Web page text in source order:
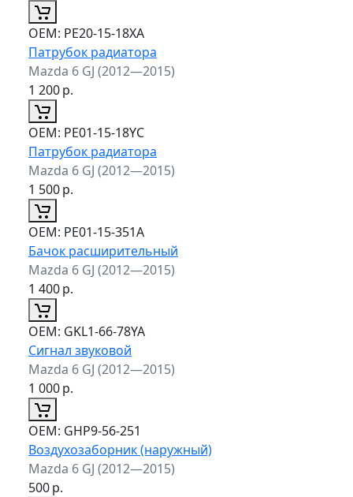
ОЕМ: PE20-15-18XA
Патрубок радиатора
Mazda 6 GJ (2012—2015)
1 200р.
ОЕМ: PE01-15-18YC
Патрубок радиатора
Mazda 6 GJ (2012—2015)
1 500р.
ОЕМ: PE01-15-351A
Бачок расширительный
Mazda 6 GJ (2012—2015)
1 400р.
ОЕМ: GKL1-66-78YA
Сигнал звуковой
Mazda 6 GJ (2012—2015)
1 000р.
ОЕМ: GHP9-56-251
Воздухозаборник (наружный)
Mazda 6 GJ (2012—2015)
500р.